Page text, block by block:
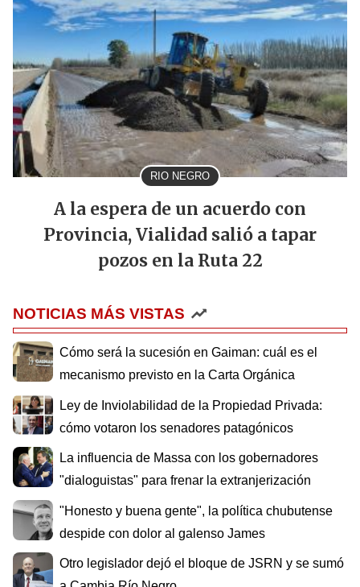
RIO NEGRO
A la espera de un acuerdo con
Provincia, Vialidad salió a tapar
pozos en la Ruta 22
NOTICIAS MÁS VISTAS
Cómo será la sucesión en Gaiman: cuál es el
mecanismo previsto en la Carta Orgánica
Ley de Inviolabilidad de la Propiedad Privada:
cómo votaron los senadores patagónicos
La influencia de Massa con los gobernadores
"dialoguistas" para frenar la extranjerización
"Honesto y buena gente", la política chubutense
despide con dolor al galenso James
Otro legislador dejó el bloque de JSRN y se sumó